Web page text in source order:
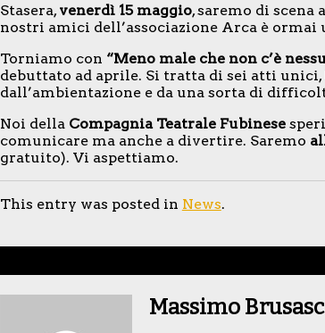
Stasera,venerdì 15 maggio, saremo di scena a
nostri amici dell’associazione Arca è
Torniamo con “Meno male che non c’è
debuttato ad aprile. Si tratta di sei atti
dall’ambientazione e da una sorta di
Noi della Compagnia Teatrale Fubinese
comunicare ma anche a divertire. Saremo
gratuito). Vi aspettiamo.
This entry was posted in News.
Massimo